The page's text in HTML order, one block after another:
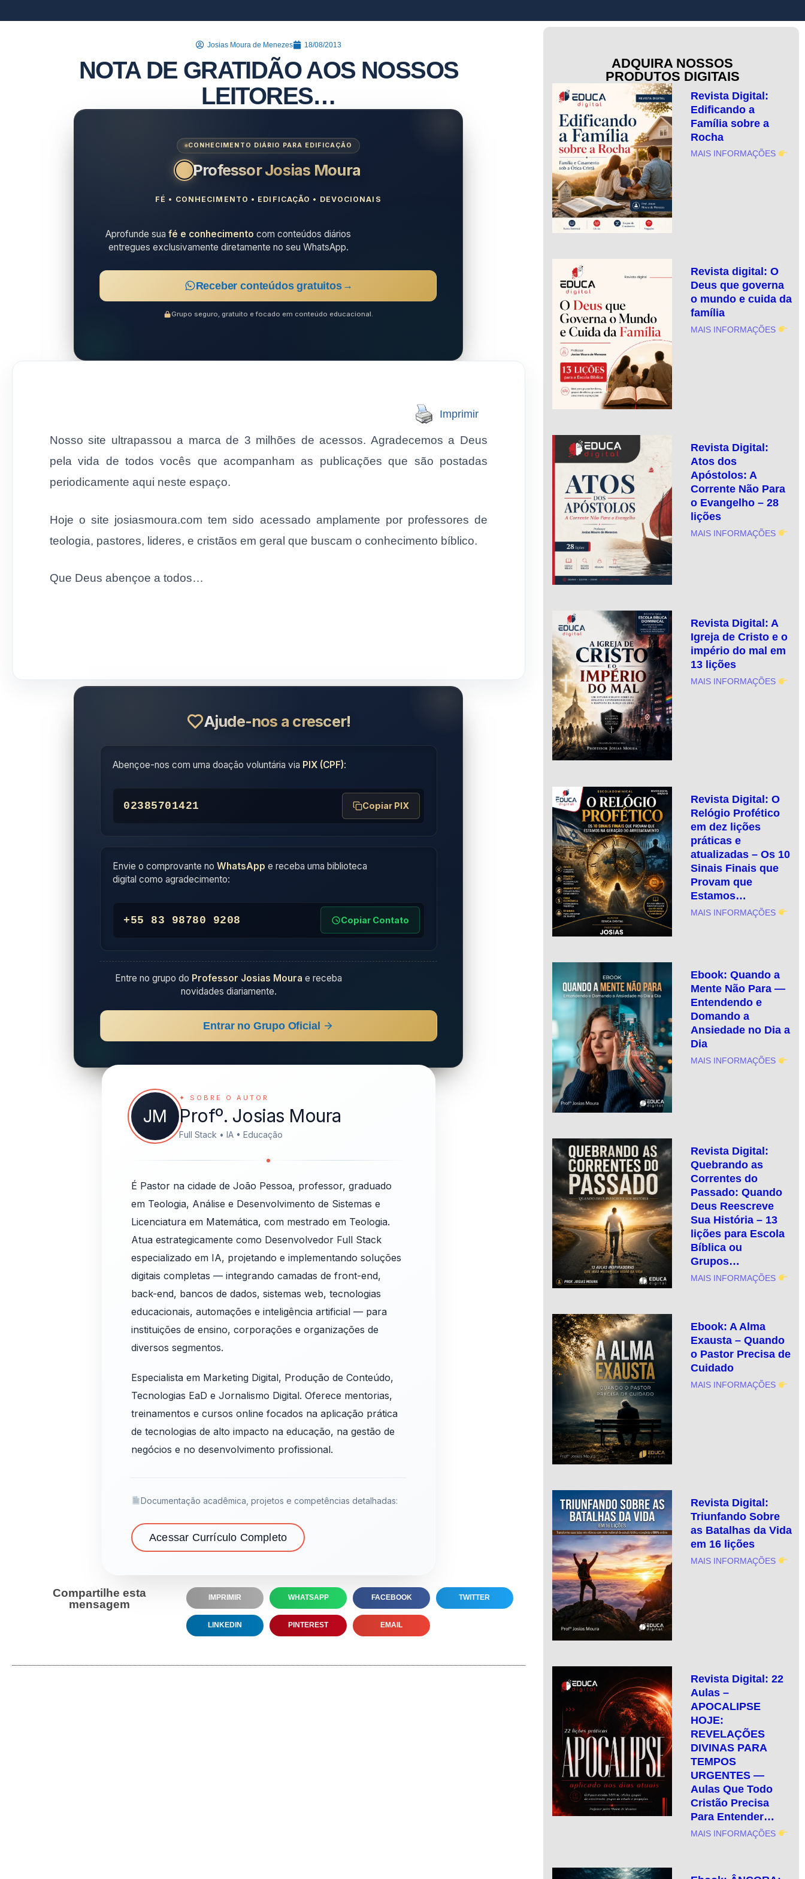
Josias Moura de Menezes 18/08/2013
NOTA DE GRATIDÃO AOS NOSSOS
LEITORES…
CONHECIMENTO DIÁRIO PARA EDIFICAÇÃO
Professor Josias Moura
FÉ • CONHECIMENTO • EDIFICAÇÃO • DEVOCIONAIS
Aprofunde suafé e conhecimento com conteúdos diários
entregues exclusivamente diretamente no seu WhatsApp.
Receber conteúdos gratuitos →
Grupo seguro, gratuito e focado em conteúdo educacional.
Imprimir
Nosso site ultrapassou a marca de 3 milhões de acessos. Agradecemos a Deus
pela vida de todos vocês que acompanham as publicações que são postadas
periodicamente aqui neste espaço.
Hoje o site josiasmoura.com tem sido acessado amplamente por professores de
teologia, pastores, lideres, e cristãos em geral que buscam o conhecimento bíblico.
Que Deus abençoe a todos…
Ajude-nos a crescer!
Abençoe-nos com uma doação voluntária via PIX (CPF):
02385701421 Copiar PIX
Envie o comprovante noWhatsApp e receba uma biblioteca
digital como agradecimento:
+55 83 98780 9208 Copiar Contato
Entre no grupo do Professor Josias Moura e receba
novidades diariamente.
Entrar no Grupo Oficial
JM
✦ SOBRE O AUTOR
Profº. Josias Moura
Full Stack • IA • Educação
É Pastor na cidade de João Pessoa, professor, graduado
em Teologia, Análise e Desenvolvimento de Sistemas e
Licenciatura em Matemática, com mestrado em Teologia.
Atua estrategicamente como Desenvolvedor Full Stack
especializado em IA, projetando e implementando soluções
digitais completas — integrando camadas de front-end,
back-end, bancos de dados, sistemas web, tecnologias
educacionais, automações e inteligência artificial — para
instituições de ensino, corporações e organizações de
diversos segmentos.
Especialista em Marketing Digital, Produção de Conteúdo,
Tecnologias EaD e Jornalismo Digital. Oferece mentorias,
treinamentos e cursos online focados na aplicação prática
de tecnologias de alto impacto na educação, na gestão de
negócios e no desenvolvimento profissional.
Documentação acadêmica, projetos e competências detalhadas:
Acessar Currículo Completo
Compartilhe esta
mensagem
IMPRIMIR WHATSAPP FACEBOOK TWITTER
LINKEDIN PINTEREST EMAIL
ADQUIRA NOSSOS
PRODUTOS DIGITAIS
Revista Digital:
Edificando a
Família sobre a
Rocha
MAIS INFORMAÇÕES
Revista digital: O
Deus que governa
o mundo e cuida da
família
MAIS INFORMAÇÕES
Revista Digital:
Atos dos
Apóstolos: A
Corrente Não Para
o Evangelho – 28
lições
MAIS INFORMAÇÕES
Revista Digital: A
Igreja de Cristo e o
império do mal em
13 lições
MAIS INFORMAÇÕES
Revista Digital: O
Relógio Profético
em dez lições
práticas e
atualizadas – Os 10
Sinais Finais que
Provam que
Estamos…
MAIS INFORMAÇÕES
Ebook: Quando a
Mente Não Para —
Entendendo e
Domando a
Ansiedade no Dia a
Dia
MAIS INFORMAÇÕES
Revista Digital:
Quebrando as
Correntes do
Passado: Quando
Deus Reescreve
Sua História – 13
lições para Escola
Bíblica ou
Grupos…
MAIS INFORMAÇÕES
Ebook: A Alma
Exausta – Quando
o Pastor Precisa de
Cuidado
MAIS INFORMAÇÕES
Revista Digital:
Triunfando Sobre
as Batalhas da Vida
em 16 lições
MAIS INFORMAÇÕES
Revista Digital: 22
Aulas –
APOCALIPSE
HOJE:
REVELAÇÕES
DIVINAS PARA
TEMPOS
URGENTES —
Aulas Que Todo
Cristão Precisa
Para Entender…
MAIS INFORMAÇÕES